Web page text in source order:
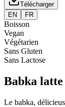
Télécharger
EN
FR
Boisson
Vegan
Végétarien
Sans Gluten
Sans Lactose
Babka
Le babka,